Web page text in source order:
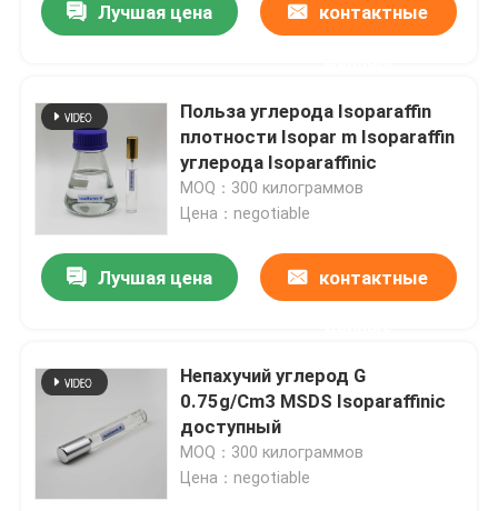
Лучшая цена контактные
Польза углерода Isoparaffin
плотности Isopar m Isoparaffin
углерода Isoparaffinic
MOQ：300 килограммов
Цена：negotiable
Лучшая цена контактные
Непахучий углерод G
0.75g/Cm3 MSDS Isoparaffinic
доступный
MOQ：300 килограммов
Цена：negotiable